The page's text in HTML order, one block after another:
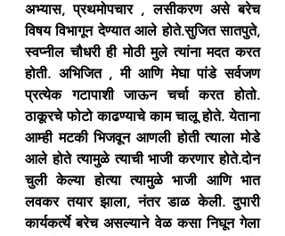
अभ्यास, प्रथमोपचार , लसीकरण असे बरेच
विषय विभागून देण्यात आले होते.सुजित सातपुते,
स्वप्नील चौधरी ही मोठी मुले त्यांना मदत करत
होती. अभिजित , मी आणि मेघा पांडे सर्वजण
प्रत्येक गटापाशी जाऊन चर्चा करत होतो.
ठाकूरचे फोटो काढण्याचे काम चालू होते. येताना
आम्ही मटकी भिजवून आणली होती त्याला मोडे
आले होते त्यामुळे त्याची भाजी करणार होते.दोन
चुली केल्या होत्या त्यामुळे भाजी आणि भात
लवकर तयार झाला, नंतर डाळ केली. दुपारी
कार्यकर्त्ये बरेच असल्याने वेळ कसा निघून गेला